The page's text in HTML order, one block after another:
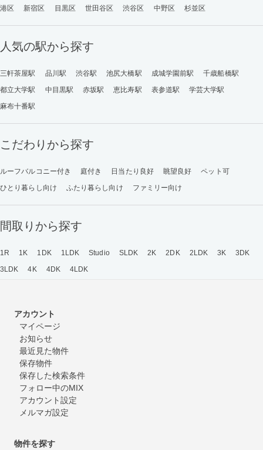
港区 新宿区 目黒区 世田谷区 渋谷区 中野区 杉並区
人気の駅から探す
三軒茶屋駅 品川駅 渋谷駅 池尻大橋駅 成城学園前駅
千歳船橋駅
都立大学駅
中目黒駅 赤坂駅 恵比寿駅 表参道駅
学芸大学駅
麻布十番駅
こだわりから探す
ルーフバルコニー付き 庭付き 日当たり良好 眺望良好
ペット可
ひとり暮らし向け
ふたり暮らし向け ファミリー向け
間取りから探す
1R 1K 1DK 1LDK Studio SLDK 2K 2DK 2LDK 3K
3DK
3LDK
4K 4DK 4LDK
アカウント
マイページ
お知らせ
最近見た物件
保存物件
保存した検索条件
フォロー中のMIX
アカウント設定
メルマガ設定
物件を探す